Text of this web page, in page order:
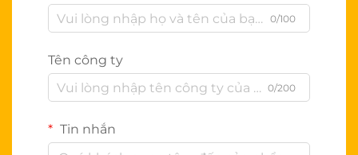
0/100
Tên công ty
0/200
Tin nhắn